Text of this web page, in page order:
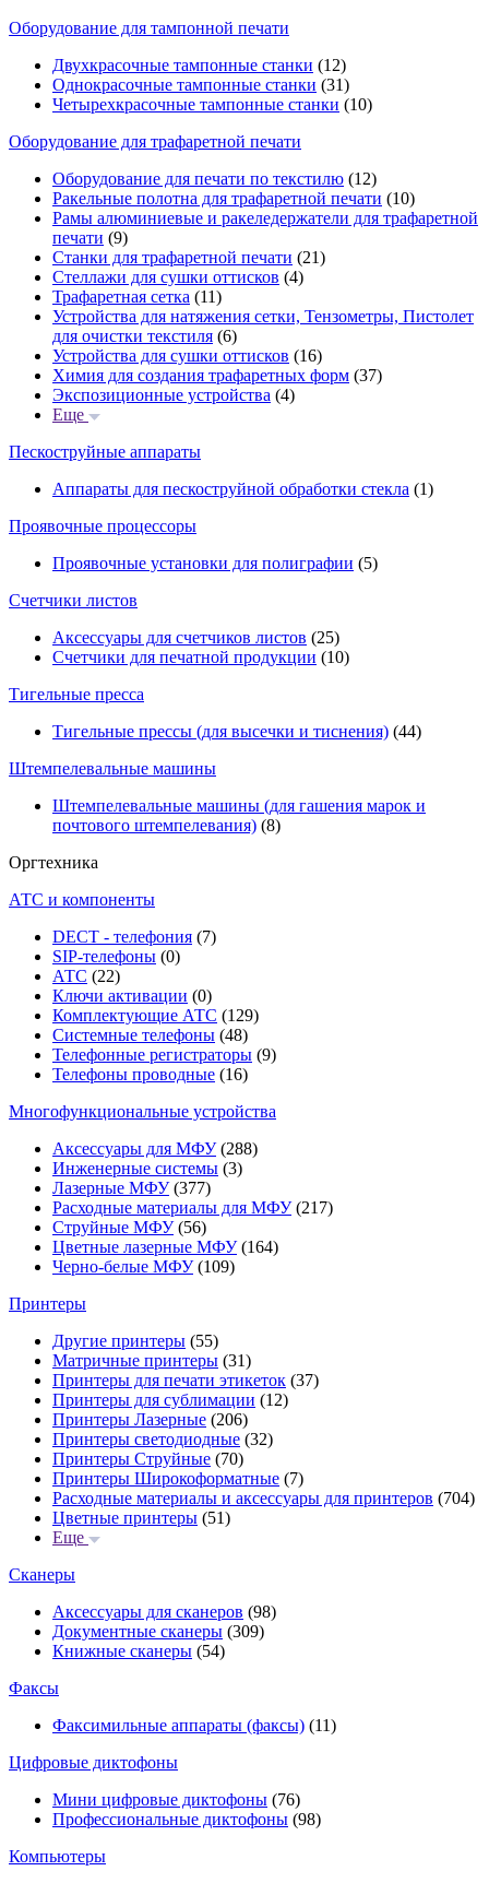
Оборудование для тампонной печати
Двухкрасочные тампонные станки (12)
Однокрасочные тампонные станки (31)
Четырехкрасочные тампонные станки (10)
Оборудование для трафаретной печати
Оборудование для печати по текстилю (12)
Ракельные полотна для трафаретной печати (10)
Рамы алюминиевые и ракеледержатели для трафаретной
печати (9)
Станки для трафаретной печати (21)
Стеллажи для сушки оттисков (4)
Трафаретная сетка (11)
Устройства для натяжения сетки, Тензометры, Пистолет
для очистки текстиля (6)
Устройства для сушки оттисков (16)
Химия для создания трафаретных форм (37)
Экспозиционные устройства (4)
Еще
Пескоструйные аппараты
Аппараты для пескоструйной обработки стекла (1)
Проявочные процессоры
Проявочные установки для полиграфии (5)
Счетчики листов
Аксессуары для счетчиков листов (25)
Счетчики для печатной продукции (10)
Тигельные пресса
Тигельные прессы (для высечки и тиснения) (44)
Штемпелевальные машины
Штемпелевальные машины (для гашения марок и
почтового штемпелевания) (8)
Оргтехника
АТС и компоненты
DECT - телефония (7)
SIP-телефоны (0)
АТС (22)
Ключи активации (0)
Комплектующие АТС (129)
Системные телефоны (48)
Телефонные регистраторы (9)
Телефоны проводные (16)
Многофункциональные устройства
Аксессуары для МФУ(288)
Инженерные системы (3)
Лазерные МФУ(377)
Расходные материалы для МФУ(217)
Струйные МФУ(56)
Цветные лазерные МФУ(164)
Черно-белые МФУ(109)
Принтеры
Другие принтеры (55)
Матричные принтеры (31)
Принтеры для печати этикеток (37)
Принтеры для сублимации (12)
Принтеры Лазерные (206)
Принтеры светодиодные (32)
Принтеры Струйные (70)
Принтеры Широкоформатные (7)
Расходные материалы и аксессуары для принтеров (704)
Цветные принтеры (51)
Еще
Сканеры
Аксессуары для сканеров (98)
Документные сканеры (309)
Книжные сканеры (54)
Факсы
Факсимильные аппараты (факсы) (11)
Цифровые диктофоны
Мини цифровые диктофоны (76)
Профессиональные диктофоны (98)
Компьютеры